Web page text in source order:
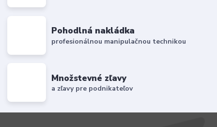
Pohodlná nakládka
profesionálnou manipulačnou technikou
Množstevné zľavy
a zľavy pre podnikateľov